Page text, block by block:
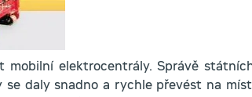
elektrocentrály. Správě
daly snadno a rychle převést na